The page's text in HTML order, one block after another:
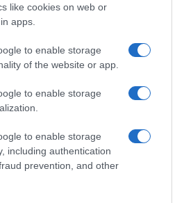
like cookies on web or
apps.
to enable storage
of the website or app.
to enable storage
to enable storage
including authentication
prevention, and other
hortalizasPaís de origen:
operador:
del operador:
L'Hospitalet del Llobregat
Neta: